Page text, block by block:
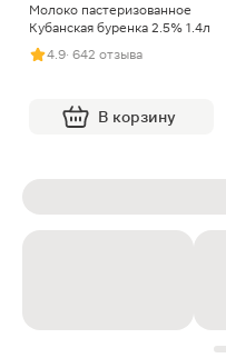
Молоко пастеризованное
Кубанская буренка 2.5% 1.4л
4.9· 642 отзыва
В корзину